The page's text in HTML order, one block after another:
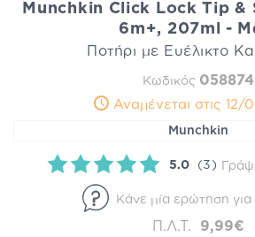
Munchkin Click Lock Tip &
6m+, 207ml -
Ποτήρι με Ευέλικτο
Κωδικός 058874
Αναμένεται στις 12/
Munchkin
5.0 (3)
Κάνε μία ερώτηση για
Π.Λ.Τ. 9,99€